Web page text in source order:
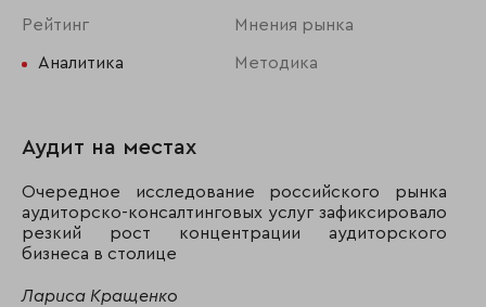
Рейтинг Мнения рынка
Аналитика Методика
Аудит на местах
Очередное исследование российского рынка
аудиторско-консалтинговых услуг зафиксировало
резкий рост концентрации аудиторского
бизнеса в столице
Лариса Кращенко